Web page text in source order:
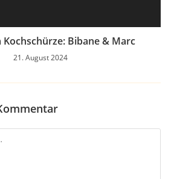
Kochschürze: Bibane & Marc
21. August 2024